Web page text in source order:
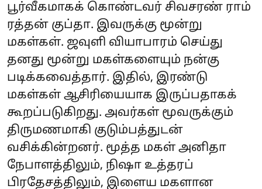
பூர்வீகமாகக் கொண்டவர் சிவசரண் ராம்
ரத்தன் குப்தா. இவருக்கு மூன்று
மகள்கள். ஜவுளி வியாபாரம் செய்து
தனது மூன்று மகள்களையும் நன்கு
படிக்கவைத்தார். இதில், இரண்டு
மகள்கள் ஆசிரியையாக இருப்பதாகக்
கூறப்படுகிறது. அவர்கள் மூவருக்கும்
திருமணமாகி குடும்பத்துடன்
வசிக்கின்றனர். மூத்த மகள் அனிதா
நேபாளத்திலும், நிஷா உத்தரப்
பிரதேசத்திலும், இளைய மகளான